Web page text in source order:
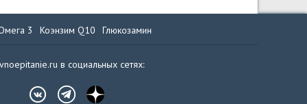
3 Коэнзим Q10 Глюкозамин
в социальных сетях: